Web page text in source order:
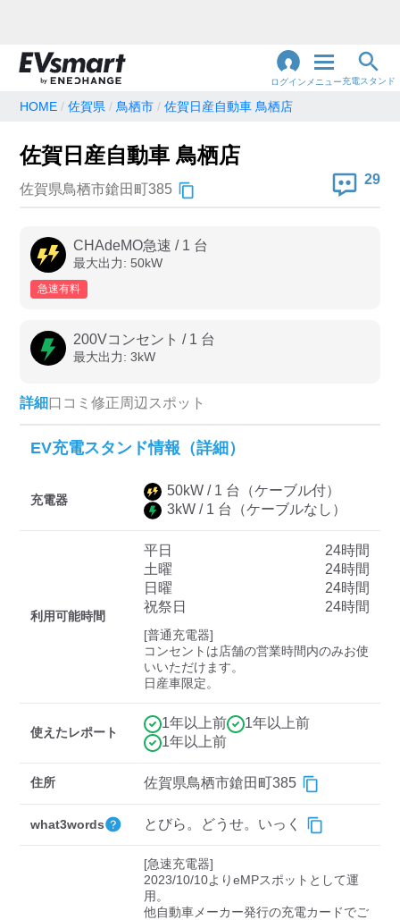
ログイン メニュー充電スタンド
地名・観光スポット・住所で検索
充電器の種類
急速充電器のみ表示
高速道路上のみ表示
認証システム
EV充電エネチェンジ
三菱ディーラーを表示
日産ディーラーを表示
すべて 中速-20kW-以上
HOME 佐賀県 鳥栖市 佐賀日産自動車 鳥栖店
佐賀日産自動車 鳥栖店
佐賀県鳥栖市鎗田町385
29
CHAdeMO急速 / 1 台
最大出力: 50kW
急速有料
200Vコンセント / 1 台
最大出力: 3kW
詳細口コミ 修正周辺スポット
EV充電スタンド情報（詳細）
充電器
50kW / 1 台
（ケーブル付）
3kW / 1 台 （ケーブルなし）
利用可能時間
平日
24時間
土曜
24時間
日曜
24時間
祝祭日
24時間
[普通充電器]
コンセントは店舗の営業時間内のみお使
いいただけます。
日産車限定。
使えたレポート
1年以上前
1年以上前
1年以上前
住所 佐賀県鳥栖市鎗田町385
what3words とびら。どうせ。いっく
[急速充電器]
2023/10/10よりeMPスポットとして運
用。
他自動車メーカー発行の充電カードでご